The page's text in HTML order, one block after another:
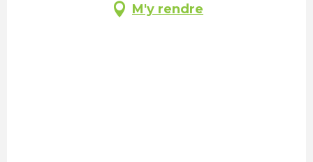
M'y rendre